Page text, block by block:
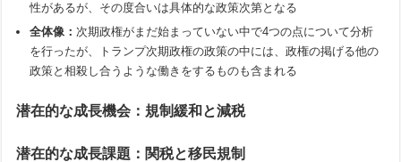
性があるが、その度合いは具体的な政策次第となる
全体像： 次期政権がまだ始まっていない中で4つの点について分析
を行ったが、トランプ次期政権の政策の中には、政権の掲げる他の
政策と相殺し合うような働きをするものも含まれる
潜在的な成長機会：規制緩和と減税
潜在的な成長課題：関税と移民規制